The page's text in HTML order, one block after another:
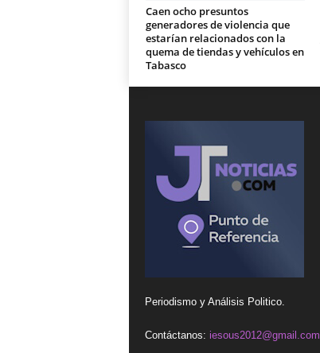
Caen ocho presuntos
generadores de violencia que
estarían relacionados con la
quema de tiendas y vehículos en
Tabasco
Periodismo y Análisis Politico.
Contáctanos: iesous2012@gmail.com